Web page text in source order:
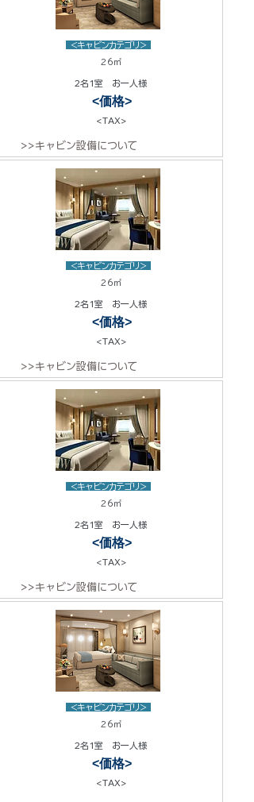
<キャビンカテゴリ>
26㎡
2名1室 お一人様
<価格>
<TAX>
>>キャビン設備について
<キャビンカテゴリ>
26㎡
2名1室 お一人様
<価格>
<TAX>
>>キャビン設備について
<キャビンカテゴリ>
26㎡
2名1室 お一人様
<価格>
<TAX>
>>キャビン設備について
<キャビンカテゴリ>
26㎡
2名1室 お一人様
<価格>
<TAX>